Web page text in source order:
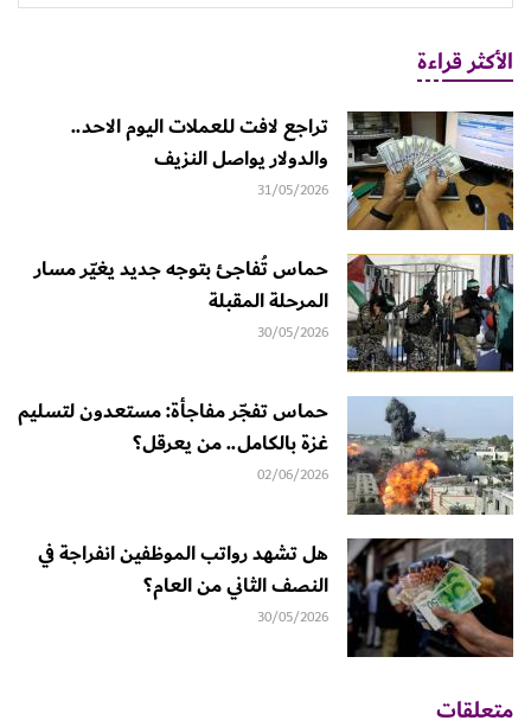
الأكثر قراءة
تراجع لافت للعملات اليوم الاحد..
والدولار يواصل النزيف
31/05/2026
حماس تُفاجئ بتوجه جديد يغيّر مسار
المرحلة المقبلة
30/05/2026
حماس تفجّر مفاجأة: مستعدون لتسليم
غزة بالكامل.. من يعرقل؟
02/06/2026
هل تشهد رواتب الموظفين انفراجة في
النصف الثاني من العام؟
30/05/2026
متعلقات